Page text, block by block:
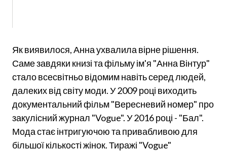
Як виявилося, Анна ухвалила вірне рішення.
Саме завдяки книзі та фільму ім'я "Анна Вінтур"
стало всесвітньо відомим навіть серед людей,
далеких від світу моди. У 2009 році виходить
документальний фільм "Вересневий номер" про
закулісний журнал "Vogue". У 2016 році - "Бал".
Мода стає інтригуючою та привабливою для
більшої кількості жінок. Тиражі "Vogue"